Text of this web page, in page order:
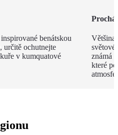
benátskou
určitě ochutnejte
v kumquatové
Většina
známá
které